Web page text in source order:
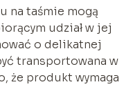
na taśmie mogą
udział w jej
o delikatnej
transportowana w
że produkt wymaga